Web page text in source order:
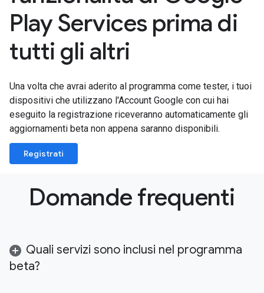
Play Services prima di
tutti gli altri
Una volta che avrai aderito al programma come tester, i tuoi
dispositivi che utilizzano l'Account Google con cui hai
eseguito la registrazione riceveranno automaticamente gli
aggiornamenti beta non appena saranno disponibili.
Registrati
Domande frequenti
Quali servizi sono inclusi nel programma
beta?